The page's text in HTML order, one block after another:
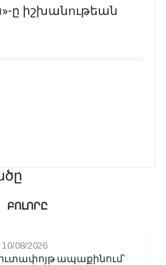
ը իշխանութեան
ԲՈԼՈՐԸ
10/08/2026
ապաքինում՝